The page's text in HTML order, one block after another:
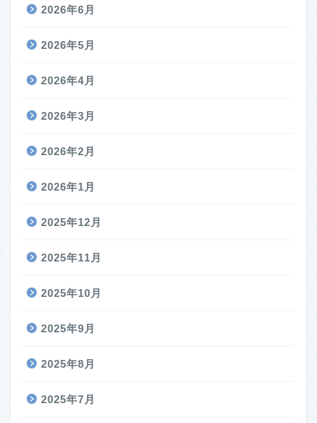
2026年6月
2026年5月
2026年4月
2026年3月
2026年2月
2026年1月
2025年12月
2025年11月
2025年10月
2025年9月
2025年8月
2025年7月